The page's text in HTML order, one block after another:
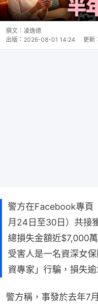
撰文： 凌逸德
出版： 2026-08-01 14:24 更新：
警方在Facebook專頁
月24日至30日）共接
總損失金額近$7,000
受害人是一名資深女
資專家」行騙，損失
警方稱，事發於去年7